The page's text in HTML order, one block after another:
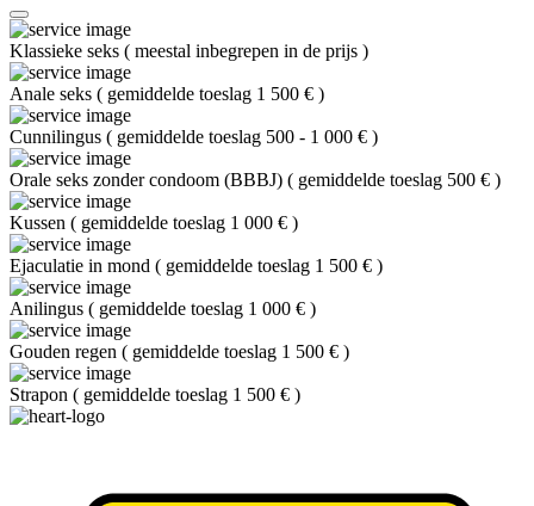
Klassieke seks ( meestal inbegrepen in de prijs )
Anale seks ( gemiddelde toeslag 1 500 € )
Cunnilingus ( gemiddelde toeslag 500 - 1 000 € )
Orale seks zonder condoom (BBBJ) ( gemiddelde toeslag 500 € )
Kussen ( gemiddelde toeslag 1 000 € )
Ejaculatie in mond ( gemiddelde toeslag 1 500 € )
Anilingus ( gemiddelde toeslag 1 000 € )
Gouden regen ( gemiddelde toeslag 1 500 € )
Strapon ( gemiddelde toeslag 1 500 € )